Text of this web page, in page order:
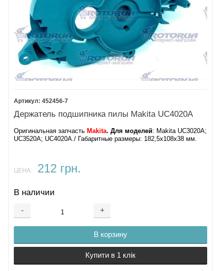
452456-7
Держатель подшипника пилы Makita UC4020A
Оригинальная запчасть Makita. Для моделей: Makita UC3020A;
UC3520A; UC4020A./ Габаритные размеры: 182,5х108х38 мм.
ЦЕНА: 212 грн.
В наличии
- +
В корзину
Купити в 1 клік